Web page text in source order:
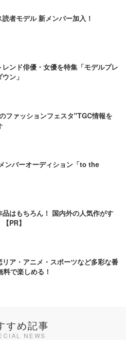
者モデル 新メンバー加入！
レンド俳優・女優を特集「モデルプレ
ン」
ファッションフェスタ"TGC情報を
ンバーオーディション「to the
はもちろん！ 国内外の人気作がす
PR】
リア・アニメ・スポーツなど多彩な番
で楽しめる！
すめ記事
NEWS